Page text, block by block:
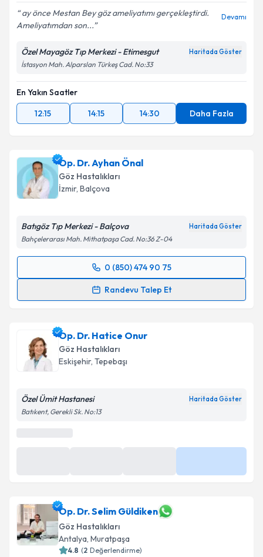
Kişisel verilerimin işlenmesine ilişkin
kapsamda işlenmesini kabul ediyorum.
ay önce Mestan Bey göz ameliyatımı gerçekleştirdi.
Ameliyatımdan son...
Devamı
Özel Mayagöz Tıp Merkezi - Etimesgut Haritada Göster
İstasyon Mah. Alparslan Türkeş Cad. No:33
En Yakın Saatler
12:15
14:15 14:30 Daha Fazla
Op. Dr. Ayhan Önal
Göz Hastalıkları
İzmir, Balçova
Batıgöz Tıp Merkezi - Balçova Haritada Göster
Bahçelerarası Mah. Mithatpaşa Cad. No:36 Z-04
0 (850) 474 90 75
Randevu Talep Et
Randevu Takvimi Talebi
oluşturun. Size bu uzmandan randevu almanız için bir
takvim hazırlandığında e-posta ile bilgilendireceğiz.
E-posta Adresiniz
Kişisel verilerimin işlenmesine ilişkin
Takvim Talebini Gönder
Op. Dr. Hatice Onur
Göz Hastalıkları
Eskişehir, Tepebaşı
Özel Ümit Hastanesi Haritada Göster
Batıkent, Gerekli Sk. No:13
Op. Dr. Selim Güldiken
Göz Hastalıkları
Antalya, Muratpaşa
4.8 (2 Değerlendirme)